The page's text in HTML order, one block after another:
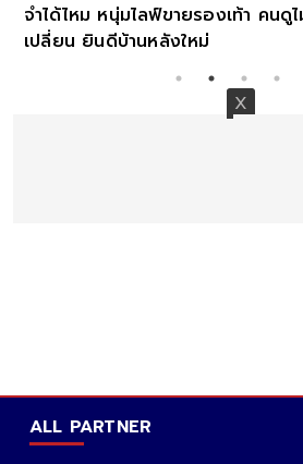
จำได้ไหม หนุ่มไลฟ์ขายรองเท้า คนดู
เปลี่ยน ยินดีบ้านหลังใหม่
ALL PARTNER